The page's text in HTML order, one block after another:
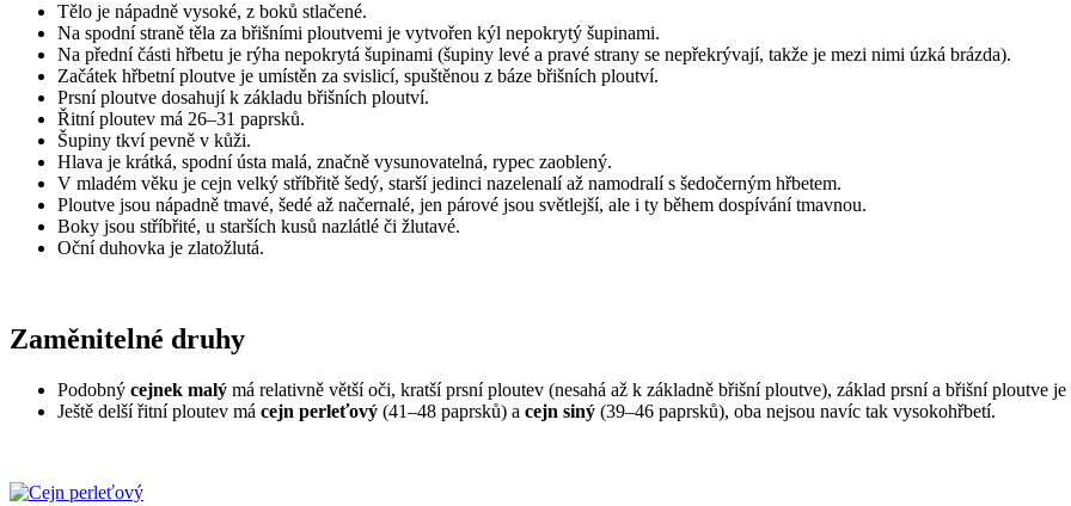
Tělo je nápadně vysoké, z boků stlačené.
Na spodní straně těla za břišními ploutvemi je vytvořen kýl nepokrytý šupinami.
Na přední části hřbetu je rýha nepokrytá šupinami (šupiny levé a pravé strany se nepřekrývají, takže je mezi nimi úzká brázda).
Začátek hřbetní ploutve je umístěn za svislicí, spuštěnou z báze břišních ploutví.
Prsní ploutve dosahují k základu břišních ploutví.
Řitní ploutev má 26–31 paprsků.
Šupiny tkví pevně v kůži.
Hlava je krátká, spodní ústa malá, značně vysunovatelná, rypec zaoblený.
V mladém věku je cejn velký stříbřitě šedý, starší jedinci nazelenalí až namodralí s šedočerným hřbetem.
Ploutve jsou nápadně tmavé, šedé až načernalé, jen párové jsou světlejší, ale i ty během dospívání tmavnou.
Boky jsou stříbřité, u starších kusů nazlátlé či žlutavé.
Oční duhovka je zlatožlutá.
Zaměnitelné druhy
Podobný cejnek malý má relativně větší oči, kratší prsní ploutev (nesahá až k základně břišní ploutve), základ prsní a břišní ploutve
Ještě delší řitní ploutev má cejn perleťový (41–48 paprsků) a cejn siný (39–46 paprsků), oba nejsou navíc tak vysokohřbetí.